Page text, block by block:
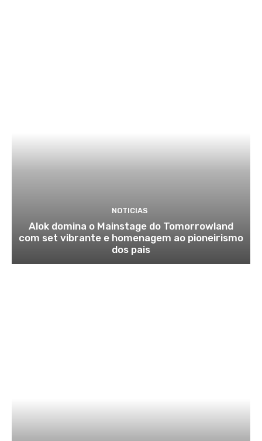
NOTICIAS
Alok domina o Mainstage do Tomorrowland
com set vibrante e homenagem ao pioneirismo
dos pais